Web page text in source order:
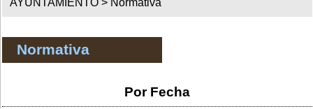
AYUNTAMIENTO > Normativa
Normativa
Por Fecha